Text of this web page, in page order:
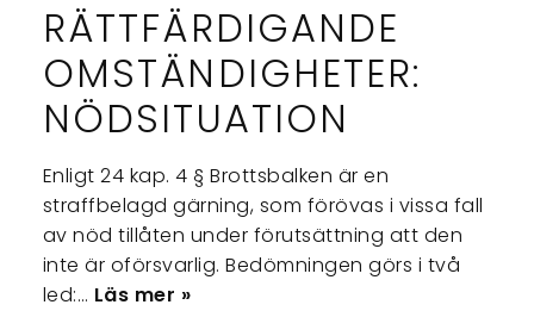
RÄTTFÄRDIGANDE
OMSTÄNDIGHETER:
NÖDSITUATION
Enligt 24 kap. 4 § Brottsbalken är en
straffbelagd gärning, som förövas i vissa fall
av nöd tillåten under förutsättning att den
inte är oförsvarlig. Bedömningen görs i två
led:… Läs mer »